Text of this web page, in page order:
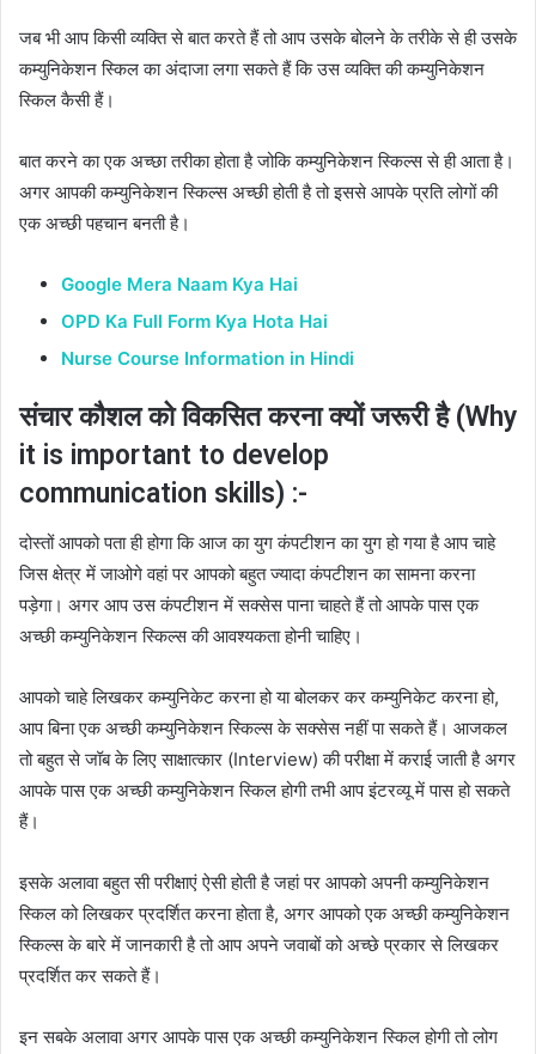
जब भी आप किसी व्यक्ति से बात करते हैं तो आप उसके बोलने के तरीके से ही उसके
कम्युनिकेशन स्किल का अंदाजा लगा सकते हैं कि उस व्यक्ति की कम्युनिकेशन
स्किल कैसी हैं।
बात करने का एक अच्छा तरीका होता है जोकि कम्युनिकेशन स्किल्स से ही आता है।
अगर आपकी कम्युनिकेशन स्किल्स अच्छी होती है तो इससे आपके प्रति लोगों की
एक अच्छी पहचान बनती है।
Google Mera Naam Kya Hai
OPD Ka Full Form Kya Hota Hai
Nurse Course Information in Hindi
संचार कौशल को विकसित करना क्यों जरूरी है (Why
it is important to develop
communication skills) :-
दोस्तों आपको पता ही होगा कि आज का युग कंपटीशन का युग हो गया है आप चाहे
जिस क्षेत्र में जाओगे वहां पर आपको बहुत ज्यादा कंपटीशन का सामना करना
पड़ेगा। अगर आप उस कंपटीशन में सक्सेस पाना चाहते हैं तो आपके पास एक
अच्छी कम्युनिकेशन स्किल्स की आवश्यकता होनी चाहिए।
आपको चाहे लिखकर कम्युनिकेट करना हो या बोलकर कर कम्युनिकेट करना हो,
आप बिना एक अच्छी कम्युनिकेशन स्किल्स के सक्सेस नहीं पा सकते हैं। आजकल
तो बहुत से जॉब के लिए साक्षात्कार (Interview) की परीक्षा में कराई जाती है अगर
आपके पास एक अच्छी कम्युनिकेशन स्किल होगी तभी आप इंटरव्यू में पास हो सकते
हैं।
इसके अलावा बहुत सी परीक्षाएं ऐसी होती है जहां पर आपको अपनी कम्युनिकेशन
स्किल को लिखकर प्रदर्शित करना होता है, अगर आपको एक अच्छी कम्युनिकेशन
स्किल्स के बारे में जानकारी है तो आप अपने जवाबों को अच्छे प्रकार से लिखकर
प्रदर्शित कर सकते हैं।
इन सबके अलावा अगर आपके पास एक अच्छी कम्युनिकेशन स्किल होगी तो लोग